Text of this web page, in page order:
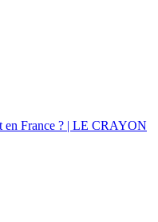
en France ? | LE CRAYON